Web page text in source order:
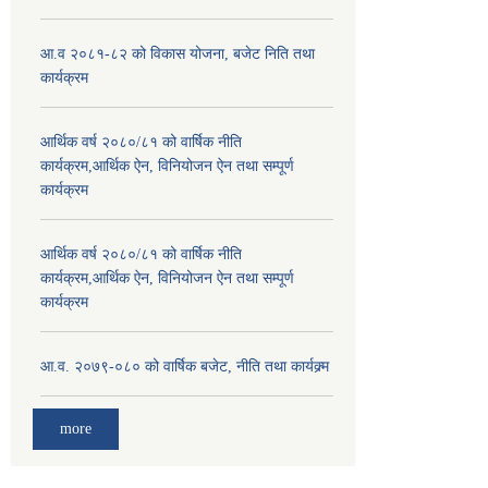
आ.व २०८१-८२ को विकास योजना, बजेट निति तथा
कार्यक्रम
आर्थिक वर्ष २०८०/८१ को वार्षिक नीति
कार्यक्रम,आर्थिक ऐन, विनियोजन ऐन तथा सम्पूर्ण
कार्यक्रम
आर्थिक वर्ष २०८०/८१ को वार्षिक नीति
कार्यक्रम,आर्थिक ऐन, विनियोजन ऐन तथा सम्पूर्ण
कार्यक्रम
आ.व. २०७९-०८० को वार्षिक बजेट, नीति तथा कार्यक्र्म
more